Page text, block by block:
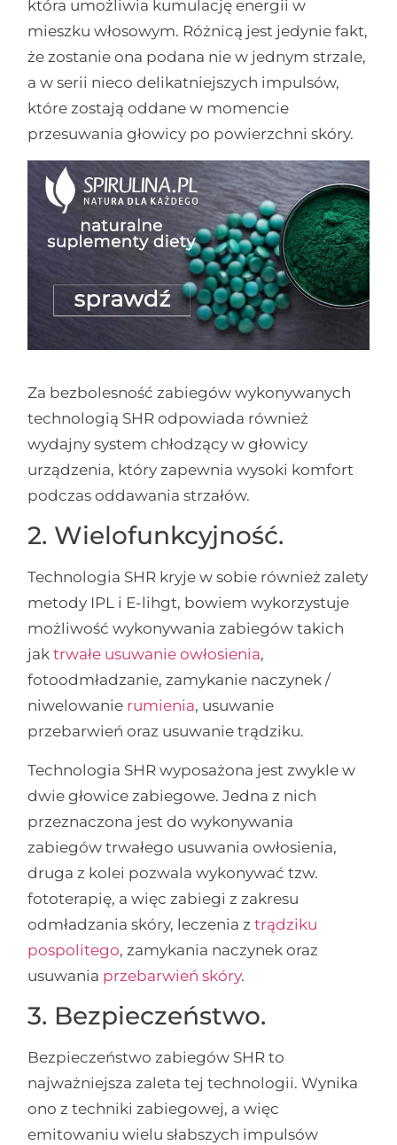
która umożliwia kumulację energii w
mieszku włosowym. Różnicą jest jedynie fakt,
że zostanie ona podana nie w jednym strzale,
a w serii nieco delikatniejszych impulsów,
które zostają oddane w momencie
przesuwania głowicy po powierzchni skóry.
Za bezbolesność zabiegów wykonywanych
technologią SHR odpowiada również
wydajny system chłodzący w głowicy
urządzenia, który zapewnia wysoki komfort
podczas oddawania strzałów.
2. Wielofunkcyjność.
Technologia SHR kryje w sobie również zalety
metody IPL i E-lihgt, bowiem wykorzystuje
możliwość wykonywania zabiegów takich
jaktrwałe usuwanie owłosienia,
fotoodmładzanie, zamykanie naczynek /
niwelowanie rumienia, usuwanie
przebarwień oraz usuwanie trądziku.
Technologia SHR wyposażona jest zwykle w
dwie głowice zabiegowe. Jedna z nich
przeznaczona jest do wykonywania
zabiegów trwałego usuwania owłosienia,
druga z kolei pozwala wykonywać tzw.
fototerapię, a więc zabiegi z zakresu
odmładzania skóry, leczenia ztrądziku
pospolitego, zamykania naczynek oraz
usuwania przebarwień skóry.
3. Bezpieczeństwo.
Bezpieczeństwo zabiegów SHR to
najważniejsza zaleta tej technologii. Wynika
ono z techniki zabiegowej, a więc
emitowaniu wielu słabszych impulsów